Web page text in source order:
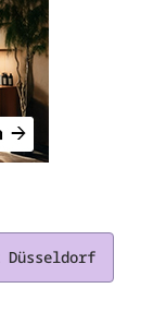
Düsseldorf